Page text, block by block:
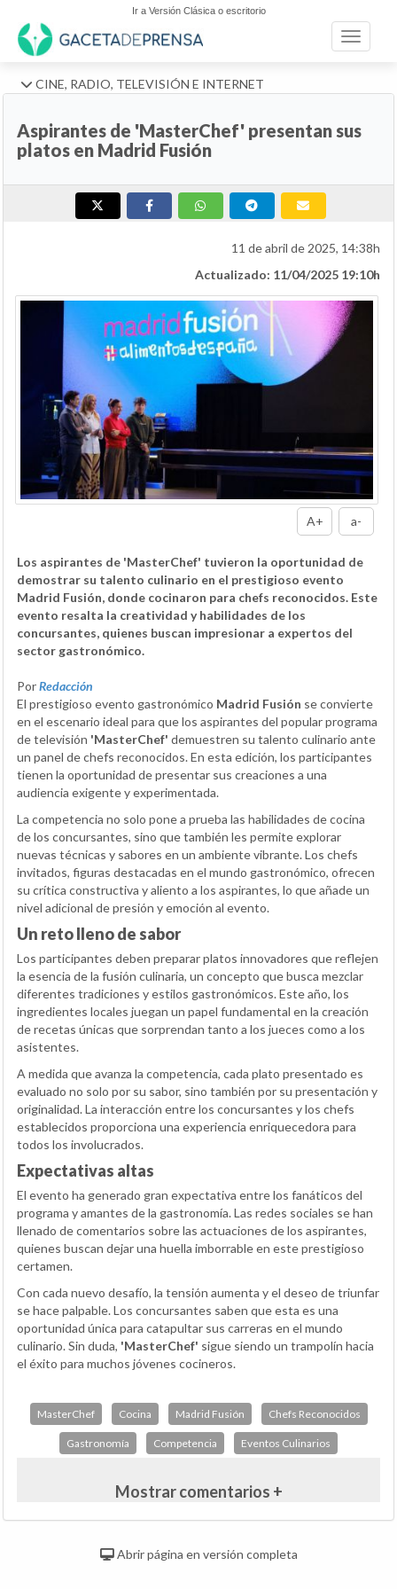
Ir a Versión Clásica o escritorio
Toggle
CINE, RADIO, TELEVISIÓN E INTERNET
Aspirantes de 'MasterChef' presentan sus
platos en Madrid Fusión
11 de abril de 2025, 14:38h
Actualizado: 11/04/2025 19:10h
A+ a-
Los aspirantes de 'MasterChef' tuvieron la oportunidad de
demostrar su talento culinario en el prestigioso evento
Madrid Fusión, donde cocinaron para chefs reconocidos. Este
evento resalta la creatividad y habilidades de los
concursantes, quienes buscan impresionar a expertos del
sector gastronómico.
PorRedacción
El prestigioso evento gastronómico Madrid Fusión se convierte
en el escenario ideal para que los aspirantes del popular programa
de televisión 'MasterChef' demuestren su talento culinario ante
un panel de chefs reconocidos. En esta edición, los participantes
tienen la oportunidad de presentar sus creaciones a una
audiencia exigente y experimentada.
La competencia no solo pone a prueba las habilidades de cocina
de los concursantes, sino que también les permite explorar
nuevas técnicas y sabores en un ambiente vibrante. Los chefs
invitados, figuras destacadas en el mundo gastronómico, ofrecen
su crítica constructiva y aliento a los aspirantes, lo que añade un
nivel adicional de presión y emoción al evento.
Un reto lleno de sabor
Los participantes deben preparar platos innovadores que reflejen
la esencia de la fusión culinaria, un concepto que busca mezclar
diferentes tradiciones y estilos gastronómicos. Este año, los
ingredientes locales juegan un papel fundamental en la creación
de recetas únicas que sorprendan tanto a los jueces como a los
asistentes.
A medida que avanza la competencia, cada plato presentado es
evaluado no solo por su sabor, sino también por su presentación y
originalidad. La interacción entre los concursantes y los chefs
establecidos proporciona una experiencia enriquecedora para
todos los involucrados.
Expectativas altas
El evento ha generado gran expectativa entre los fanáticos del
programa y amantes de la gastronomía. Las redes sociales se han
llenado de comentarios sobre las actuaciones de los aspirantes,
quienes buscan dejar una huella imborrable en este prestigioso
certamen.
Con cada nuevo desafío, la tensión aumenta y el deseo de triunfar
se hace palpable. Los concursantes saben que esta es una
oportunidad única para catapultar sus carreras en el mundo
culinario. Sin duda, 'MasterChef' sigue siendo un trampolín hacia
el éxito para muchos jóvenes cocineros.
MasterChef Cocina Madrid Fusión Chefs Reconocidos
Gastronomía Competencia Eventos Culinarios
Mostrar comentarios +
Abrir página en versión completa